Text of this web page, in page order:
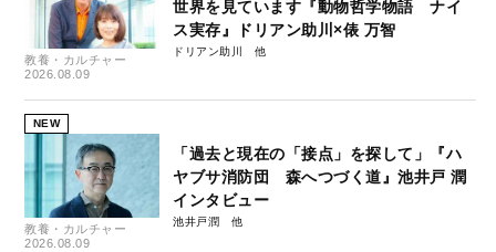
教養・カルチャー
2026.08.09
世界を見ています『動物哲学物語 ナイ
ス実存』ドリアン助川×俵 万智
ドリアン助川
NEW
教養・カルチャー
2026.08.09
「過去と現在の「接点」を探して」『ハ
ヤブサ消防団 森へつづく道』池井戸 潤
インタビュー
池井戸潤